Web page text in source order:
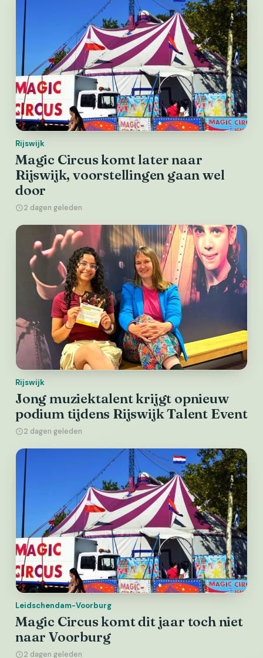
Rijswijk
Magic Circus komt later naar
Rijswijk, voorstellingen gaan wel
door
2 dagen geleden
Rijswijk
Jong muziektalent krijgt opnieuw
podium tijdens Rijswijk Talent Event
2 dagen geleden
Leidschendam-Voorburg
Magic Circus komt dit jaar toch niet
naar Voorburg
2 dagen geleden